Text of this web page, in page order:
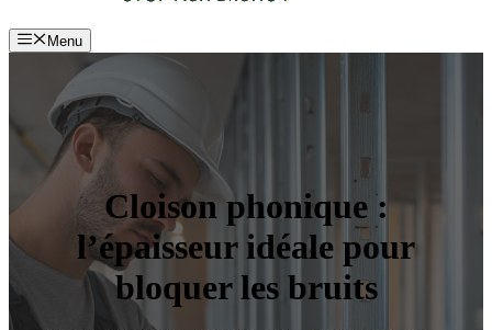
Menu
Cloison phonique :
l’épaisseur idéale pour
bloquer les bruits